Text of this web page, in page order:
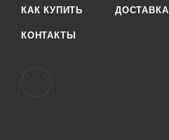
КАК КУПИТЬ ДОСТАВКА
КОНТАКТЫ